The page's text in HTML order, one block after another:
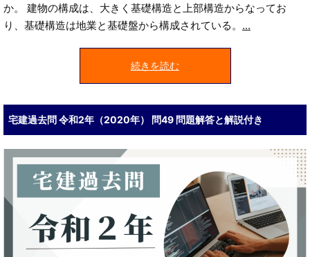
か。 建物の構成は、大きく基礎構造と上部構造からなってお
り、基礎構造は地業と基礎盤から構成されている。 ...
続きを読む
宅建過去問 令和2年（2020年） 問49 問題解答と解説付き